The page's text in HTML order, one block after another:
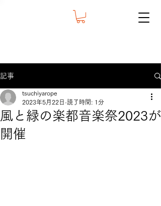
記事
風と緑の楽都音楽祭2023が
開催
tsuchiyarope
2023年5月22日 読了時間: 1分